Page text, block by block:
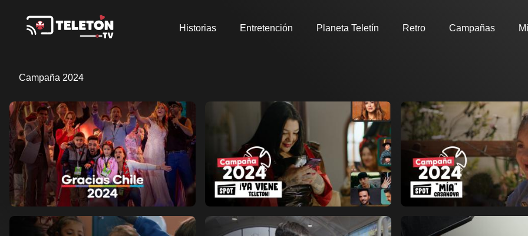
Historias Entretención Planeta Teletín Retro Campañas
Campaña 2024
Ver ahoraAñadir a favoritos
Página de detalles
Ver ahoraAñadir a favoritos
Página de detalles
Ver ahoraAñadir a favoritos